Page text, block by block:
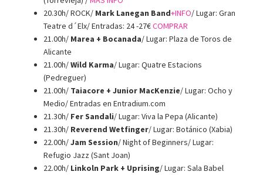
20.30h/ ROCK/ Mark Lanegan Band+INFO/ Lugar: Gran
Teatre d´Elx/ Entradas: 24 -27€COMPRAR
21.00h/ Marea + Bocanada/ Lugar: Plaza de Toros de
Alicante
21.00h/Wild Karma/ Lugar: Quatre Estacions
(Pedreguer)
21.00h/ Taiacore + Junior MacKenzie/ Lugar: Ocho y
Medio/ Entradas en Entradium.com
21.30h/ Fer Sandali/ Lugar: Viva la Pepa (Alicante)
21.30h/ Reverend Wetfinger/ Lugar: Botánico (Xabia)
22.00h/Jam Session/ Night of Beginners/ Lugar:
Refugio Jazz (Sant Joan)
22.00h/ Linkoln Park + Uprising/ Lugar: Sala Babel